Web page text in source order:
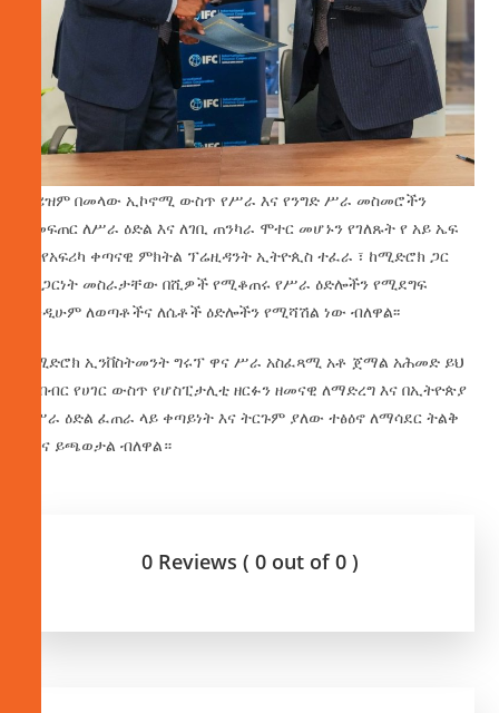
ቱሪዝም በመላው ኢኮኖሚ ውስጥ የሥራ እና የንግድ ሥራ መስመሮችን
በመፍጠር ለሥራ ዕድል እና ለገቢ ጠንካራ ሞተር መሆኑን የገለጹት የ አይ ኤፍ
ሲ የአፍሪካ ቀጣናዊ ምክትል ፕሬዚዳንት ኢትዮጲስ ተፈራ ፣ ከሚድሮክ ጋር
በአጋርነት መስራታቸው በሺዎች የሚቆጠሩ የሥራ ዕድሎችን የሚደግፍ
እንዲሁም ለወጣቶችና ለሴቶች ዕድሎችን የሚሻሽል ነው ብለዋል፡፡
የሚድሮክ ኢንቨስትመንት ግሩፕ ዋና ሥራ አስፈጻሚ አቶ ጀማል አሕመድ ይህ
ትብብር የሀገር ውስጥ የሆስፒታሊቲ ዘርፉን ዘመናዊ ለማድረግ እና በኢትዮጵያ
የሥራ ዕድል ፈጠራ ላይ ቀጣይነት እና ትርጉም ያለው ተፅዕኖ ለማሳደር ትልቅ
ሚና ይጫወታል ብለዋል።
0 Reviews ( 0 out of 0 )